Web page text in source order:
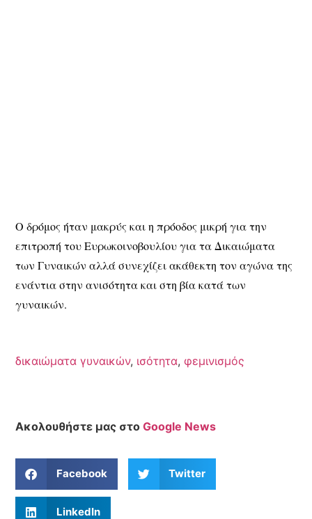
Ο δρόμος ήταν μακρύς και η πρόοδος μικρή για την
επιτροπή του Ευρωκοινοβουλίου για τα Δικαιώματα
των Γυναικών αλλά συνεχίζει ακάθεκτη τον αγώνα της
ενάντια στην ανισότητα και στη βία κατά των
γυναικών.
δικαιώματα γυναικών, ισότητα,φεμινισμός
Ακολουθήστε μας στοGoogle News
Facebook Twitter
LinkedIn